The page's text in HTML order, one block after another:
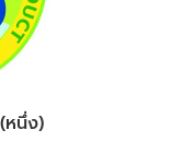
นึ่ง)